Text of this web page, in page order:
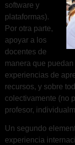
software y
plataformas).
Por otra parte,
apoyar a los
docentes de
manera que
experiencias de
recursos, y sobre
colectivamente (no
profesor,
Un segundo
experiencia